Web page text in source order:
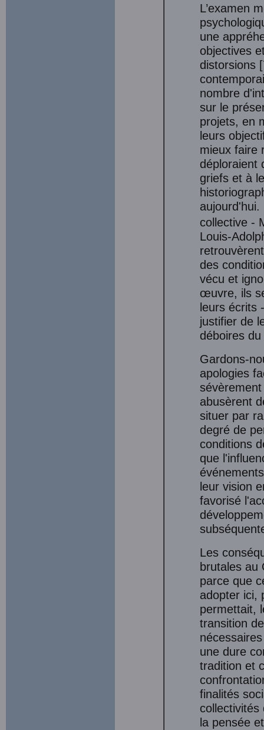
L’examen
une
objectives
distorsions
nombre
sur le
projets, en
leurs
mieux faire
déploraient
griefs et à
collective -
Louis-
des
vécu et
œuvre, ils
leurs écrits
justifier de
déboires
Gardons-
apologies
abusèrent
situer par
degré de
conditions
que
leur vision
favorisé
Les
brutales au
parce que
adopter ici,
permettait,
transition
une dure
tradition et
finalités
la pensée